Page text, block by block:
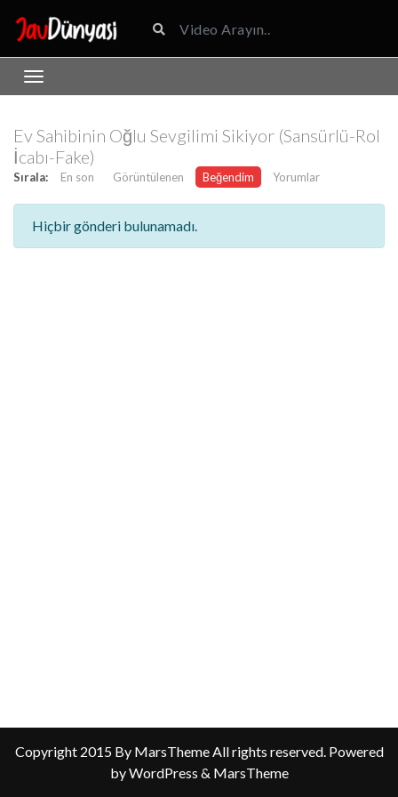
Ev Sahibinin Oğlu Sevgilimi Sikiyor (Sansürlü-Rol
İcabı-Fake)
Sırala: En son Görüntülenen Beğendim Yorumlar
Hiçbir gönderi bulunamadı.
Copyright 2015 By MarsTheme All rights reserved. Powered
by WordPress & MarsTheme